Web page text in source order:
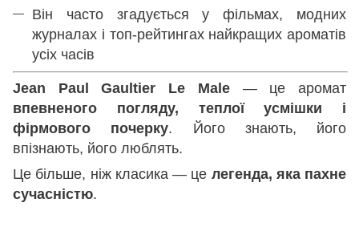
Він часто згадується у фільмах, модних
журналах і топ-рейтингах найкращих ароматів
усіх часів
Jean Paul Gaultier Le Male— це аромат
впевненого погляду, теплої усмішки і
фірмового почерку. Його знають, його
впізнають, його люблять.
Це більше, ніж класика — це легенда, яка пахне
сучасністю.